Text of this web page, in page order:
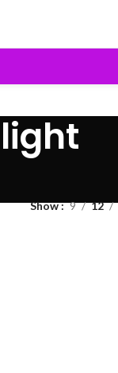
Show 9 12